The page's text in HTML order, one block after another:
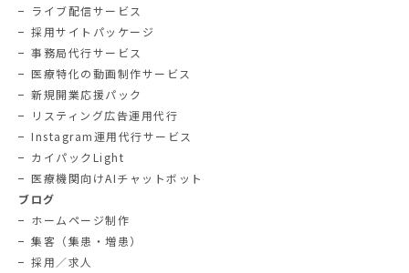
ライブ配信サービス
採用サイトパッケージ
事務局代行サービス
医療特化の動画制作サービス
新規開業応援パック
リスティング広告運用代行
Instagram運用代行サービス
カイパックLight
医療機関向けAIチャットボット
ブログ
ホームページ制作
集客（集患・増患）
採用／求人